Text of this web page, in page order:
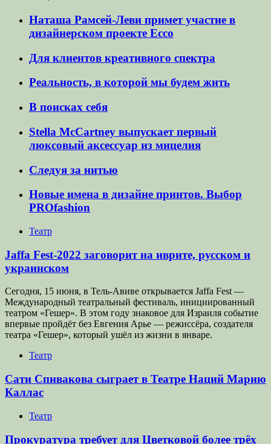
Наташа Рамсей-Леви примет участие в
дизайнерском проекте Ecco
Для клиентов креативного спектра
Реальность, в которой мы будем жить
В поисках себя
Stella McCartney выпускает первый
люксовый аксессуар из мицелия
Следуя за нитью
Новые имена в дизайне принтов. Выбор
PROfashion
Театр
Jaffa Fest-2022 заговорит на иврите, русском и
украинском
Сегодня, 15 июня, в Тель-Авиве открывается Jaffa Fest —
Международный театральный фестиваль, инициированный
театром «Гешер». В этом году знаковое для Израиля событие
впервые пройдёт без Евгения Арье — режиссёра, создателя
театра «Гешер», который ушёл из жизни в январе.
Театр
Сати Спивакова сыграет в Театре Наций Марию
Каллас
Театр
Прокуратура требует для Цветковой более трёх